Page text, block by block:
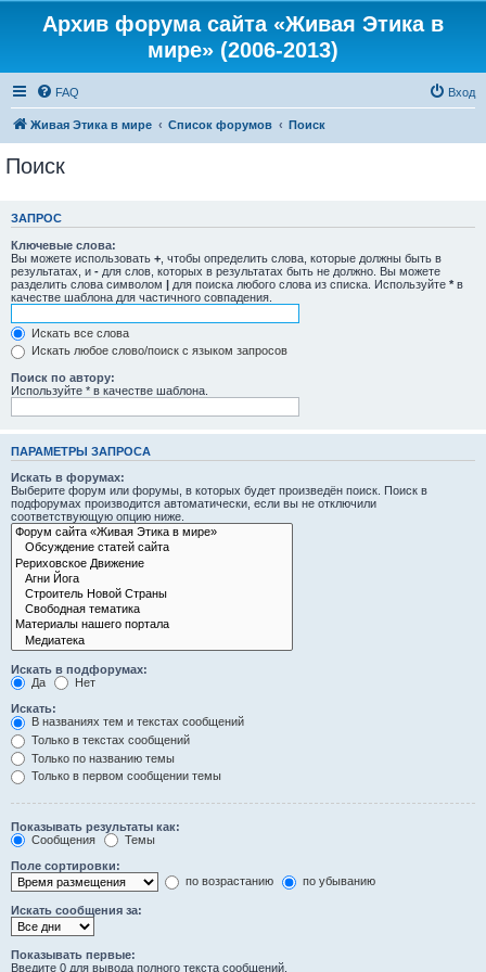
Архив форума сайта «Живая Этика в
мире» (2006-2013)
FAQ Вход
Живая Этика в мире Список форумов Поиск
Поиск
ЗАПРОС
Ключевые слова:
Вы можете использовать + , чтобы определить слова, которые должны быть в
результатах, и - для слов, которых в результатах быть не должно. Вы можете
разделить слова символом | для поиска любого слова из списка. Используйте * в
качестве шаблона для частичного совпадения.
Искать все слова
Искать любое слово/поиск с языком запросов
Поиск по автору:
Используйте * в качестве шаблона.
ПАРАМЕТРЫ ЗАПРОСА
Искать в форумах:
Выберите форум или форумы, в которых будет произведён поиск. Поиск в
подфорумах производится автоматически, если вы не отключили
соответствующую опцию ниже.
Искать в подфорумах:
Да
Нет
Искать:
В названиях тем и текстах сообщений
Только в текстах сообщений
Только по названию темы
Только в первом сообщении темы
Показывать результаты как:
Сообщения
Темы
Поле сортировки:
по возрастанию
по убыванию
Искать сообщения за:
Показывать первые:
Введите 0 для вывода полного текста сообщений.